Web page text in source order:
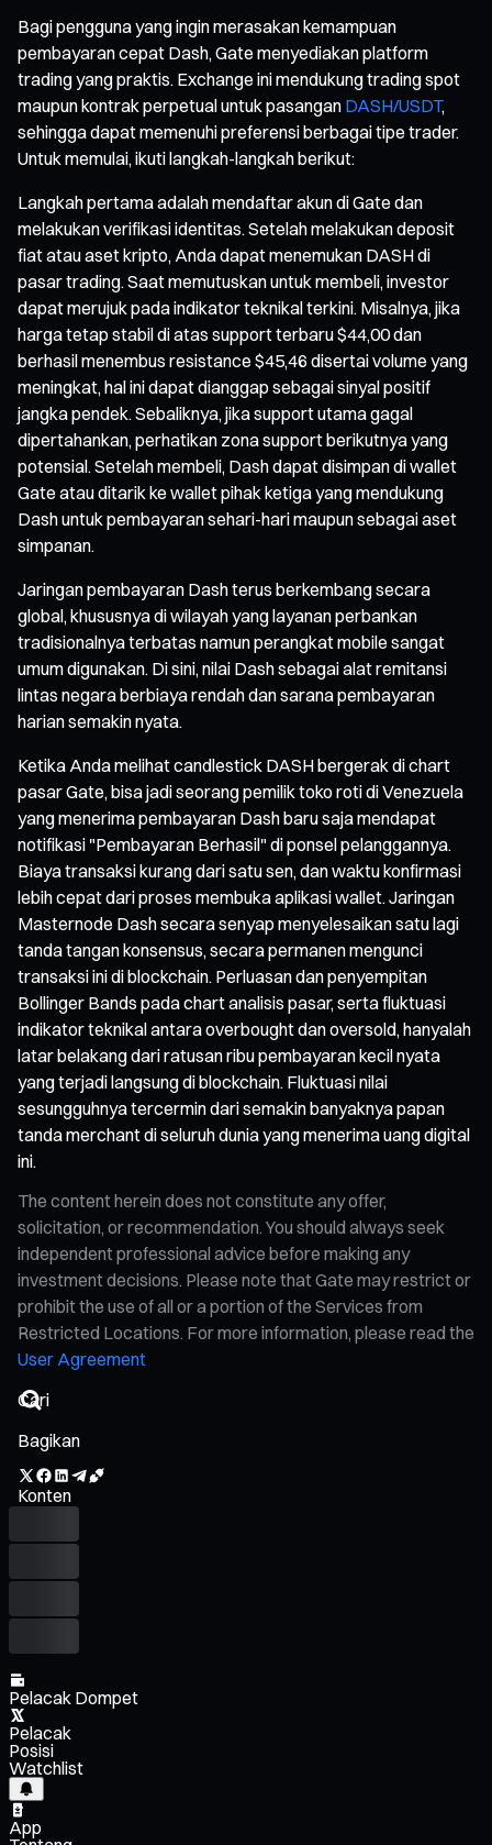
Bagi pengguna yang ingin merasakan kemampuan
pembayaran cepat Dash, Gate menyediakan platform
trading yang praktis. Exchange ini mendukung trading spot
maupun kontrak perpetual untuk pasangan DASH/USDT,
sehingga dapat memenuhi preferensi berbagai tipe trader.
Untuk memulai, ikuti langkah-langkah berikut:
Langkah pertama adalah mendaftar akun di Gate dan
melakukan verifikasi identitas. Setelah melakukan deposit
fiat atau aset kripto, Anda dapat menemukan DASH di
pasar trading. Saat memutuskan untuk membeli, investor
dapat merujuk pada indikator teknikal terkini. Misalnya, jika
harga tetap stabil di atas support terbaru $44,00 dan
berhasil menembus resistance $45,46 disertai volume yang
meningkat, hal ini dapat dianggap sebagai sinyal positif
jangka pendek. Sebaliknya, jika support utama gagal
dipertahankan, perhatikan zona support berikutnya yang
potensial. Setelah membeli, Dash dapat disimpan di wallet
Gate atau ditarik ke wallet pihak ketiga yang mendukung
Dash untuk pembayaran sehari-hari maupun sebagai aset
simpanan.
Jaringan pembayaran Dash terus berkembang secara
global, khususnya di wilayah yang layanan perbankan
tradisionalnya terbatas namun perangkat mobile sangat
umum digunakan. Di sini, nilai Dash sebagai alat remitansi
lintas negara berbiaya rendah dan sarana pembayaran
harian semakin nyata.
Ketika Anda melihat candlestick DASH bergerak di chart
pasar Gate, bisa jadi seorang pemilik toko roti di Venezuela
yang menerima pembayaran Dash baru saja mendapat
notifikasi "Pembayaran Berhasil" di ponsel pelanggannya.
Biaya transaksi kurang dari satu sen, dan waktu konfirmasi
lebih cepat dari proses membuka aplikasi wallet. Jaringan
Masternode Dash secara senyap menyelesaikan satu lagi
tanda tangan konsensus, secara permanen mengunci
transaksi ini di blockchain. Perluasan dan penyempitan
Bollinger Bands pada chart analisis pasar, serta fluktuasi
indikator teknikal antara overbought dan oversold, hanyalah
latar belakang dari ratusan ribu pembayaran kecil nyata
yang terjadi langsung di blockchain. Fluktuasi nilai
sesungguhnya tercermin dari semakin banyaknya papan
tanda merchant di seluruh dunia yang menerima uang digital
ini.
The content herein does not constitute any offer,
solicitation, or recommendation. You should always seek
independent professional advice before making any
investment decisions. Please note that Gate may restrict or
prohibit the use of all or a portion of the Services from
Restricted Locations. For more information, please read the
User Agreement
Bagikan
Konten
Pelacak Dompet
Pelacak
Posisi
Watchlist
App